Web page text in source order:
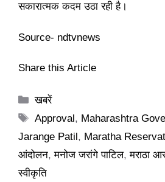
सकारात्मक कदम उठा रही है।
Source- ndtvnews
Share this Article
Categories
खबरें
Tags
Approval, Maharashtra
Jarange Patil, Maratha
आंदोलन,मनोज जरांगे पाटिल,मराठा
स्वीकृति